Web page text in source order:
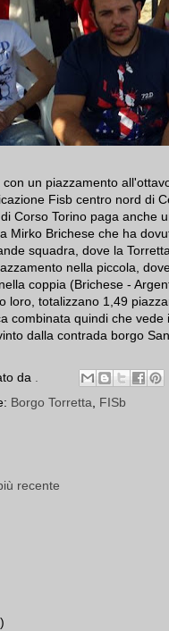
con un piazzamento
Fisb centro nord di
Corso Torino paga anche
Mirko Brichese che ha
squadra, dove la
nella piccola,
coppia (Brichese -
loro, totalizzano 1,49
combinata quindi che
dalla contrada borgo
da
Borgo Torretta, FISb
recente